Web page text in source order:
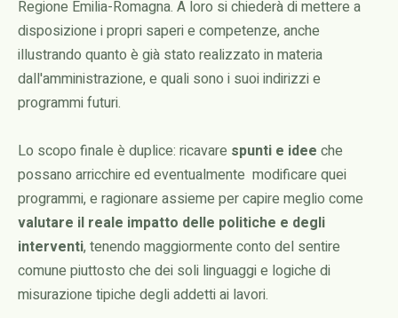
Regione Emilia-Romagna. A loro si chiederà di mettere a
disposizione i propri saperi e competenze, anche
illustrando quanto è già stato realizzato in materia
dall'amministrazione, e quali sono i suoi indirizzi e
programmi futuri.
Lo scopo finale è duplice: ricavare spunti e idee che
possano arricchire ed eventualmente modificare quei
programmi, e ragionare assieme per capire meglio come
valutare il reale impatto delle politiche e degli
interventi, tenendo maggiormente conto del sentire
comune piuttosto che dei soli linguaggi e logiche di
misurazione tipiche degli addetti ai lavori.